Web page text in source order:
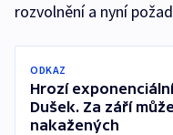
rozvolnění a nyní
ODKAZ
Hrozí
Dušek. Za září
nakažených